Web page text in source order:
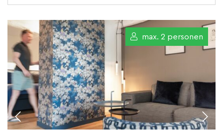
met Keijser&Co en JEE-O heeft
tot een fantastisch resultaat
geleid. Elke kamer of gîte heeft
zijn eigen moderne design en je
kunt genieten van hoogwaardig
bad- en bedtextiel.
max. 2 personen